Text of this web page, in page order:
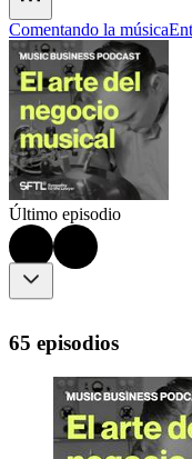
Comentando la música
Último episodio
65 episodios